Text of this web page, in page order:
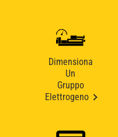
Dimensiona
Un
Gruppo
Elettrogeno